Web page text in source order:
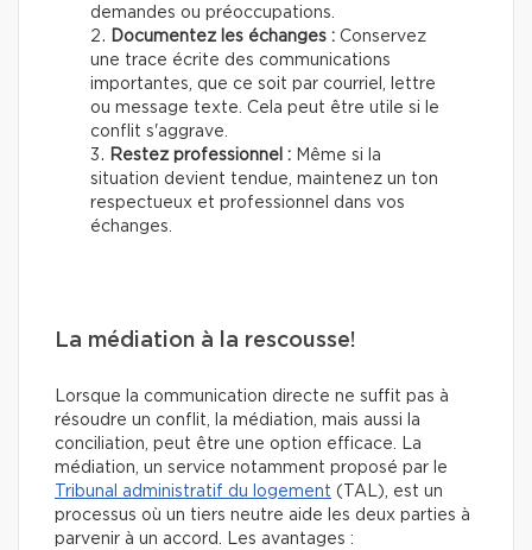
demandes ou préoccupations.
Documentez les échanges : Conservez
une trace écrite des communications
importantes, que ce soit par courriel, lettre
ou message texte. Cela peut être utile si le
conflit s'aggrave.
Restez professionnel : Même si la
situation devient tendue, maintenez un ton
respectueux et professionnel dans vos
échanges.
La médiation à la rescousse!
Lorsque la communication directe ne suffit pas à
résoudre un conflit, la médiation, mais aussi la
conciliation, peut être une option efficace. La
médiation, un service notamment proposé par le
Tribunal administratif du logement (TAL), est un
processus où un tiers neutre aide les deux parties à
parvenir à un accord. Les avantages :